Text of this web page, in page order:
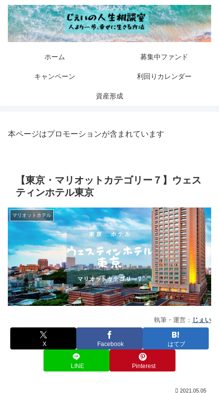
ホーム 募集中ファンド
キャンペーン 利回りカレンダー
資産形成
本ページはプロモーションが含まれています
【東京・マリオットカテゴリー７】ウェス
ティンホテル東京
マリオットホテル
執筆・運営： じぇい
X Facebook はてブ
LINE Pinterest
2021.05.05